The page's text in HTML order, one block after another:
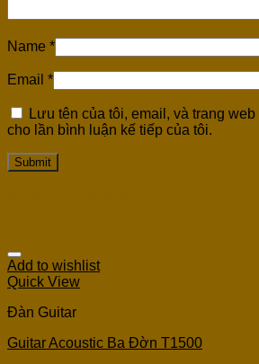
Name *
Email *
Lưu tên của tôi, email, và trang
cho lần bình luận kế tiếp của tôi.
Add to wishlist
Quick View
Đàn Guitar
Guitar Acoustic Ba Đờn T1500